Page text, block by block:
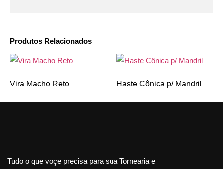
Produtos Relacionados
Vira Macho Reto Haste Cônica p/ Mandril
Tudo o que voçe precisa para sua Tornearia e